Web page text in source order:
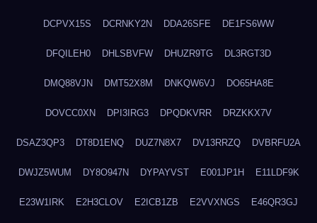
DCPVX15S DCRNKY2N DDA26SFE DE1FS6WW
DFQILEH0 DHLSBVFW DHUZR9TG DL3RGT3D
DMQ88VJN DMT52X8M DNKQW6VJ DO65HA8E
DOVCC0XN DPI3IRG3 DPQDKVRR DRZKKX7V
DSAZ3QP3 DT8D1ENQ DUZ7N8X7 DV13RRZQ DVBRFU2A
DWJZ5WUM DY8O947N DYPAYVST E001JP1H E11LDF9K
E23W1IRK E2H3CLOV E2ICB1ZB E2VVXNGS E46QR3GJ